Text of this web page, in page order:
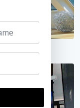
Stuttgart